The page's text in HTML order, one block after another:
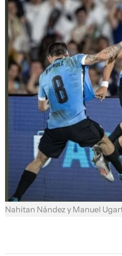
Nahitan Nández y Manuel